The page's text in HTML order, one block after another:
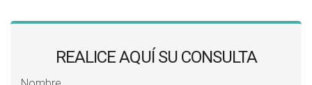
REALICE AQUÍ SU CONSULTA